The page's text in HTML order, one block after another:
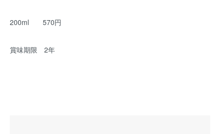
200ml 570円
賞味期限 2年